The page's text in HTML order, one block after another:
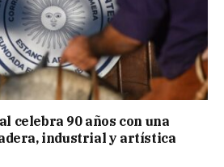
celebra 90 años con una
industrial y artística